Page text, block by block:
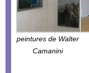
peintures de Walter
Camanini